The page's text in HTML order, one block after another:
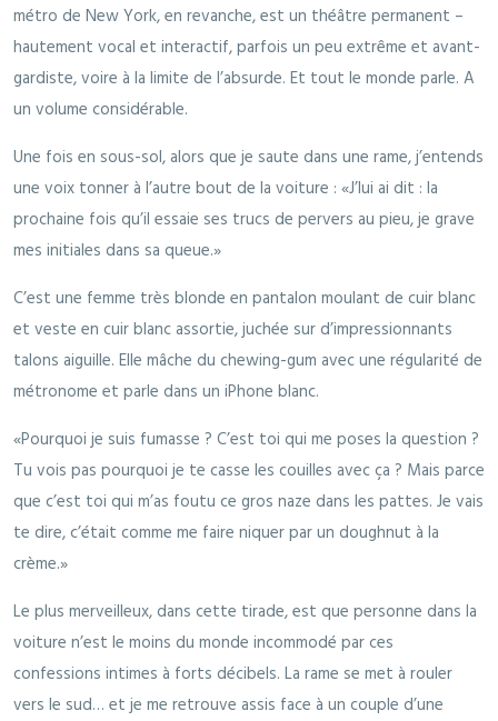
métro de New York, en revanche, est un théâtre permanent –
hautement vocal et interactif, parfois un peu extrême et avant-
gardiste, voire à la limite de l’absurde. Et tout le monde parle. A
un volume considérable.
Une fois en sous-sol, alors que je saute dans une rame, j’entends
une voix tonner à l’autre bout de la voiture : «J’lui ai dit : la
prochaine fois qu’il essaie ses trucs de pervers au pieu, je grave
mes initiales dans sa queue.»
C’est une femme très blonde en pantalon moulant de cuir blanc
et veste en cuir blanc assortie, juchée sur d’impressionnants
talons aiguille. Elle mâche du chewing-gum avec une régularité de
métronome et parle dans un iPhone blanc.
«Pourquoi je suis fumasse ? C’est toi qui me poses la question ?
Tu vois pas pourquoi je te casse les couilles avec ça ? Mais parce
que c’est toi qui m’as foutu ce gros naze dans les pattes. Je vais
te dire, c’était comme me faire niquer par un doughnut à la
crème.»
Le plus merveilleux, dans cette tirade, est que personne dans la
voiture n’est le moins du monde incommodé par ces
confessions intimes à forts décibels. La rame se met à rouler
vers le sud… et je me retrouve assis face à un couple d’une